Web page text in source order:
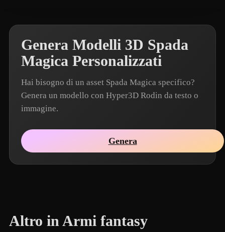
Genera Modelli 3D Spada
Magica Personalizzati
Hai bisogno di un asset Spada Magica specifico?
Genera un modello con Hyper3D Rodin da testo o
immagine.
Genera
Altro in Armi fantasy